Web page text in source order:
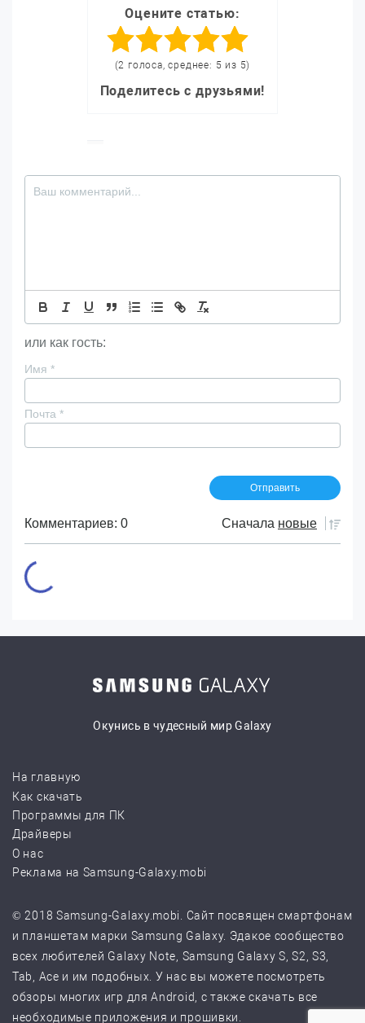
Оцените статью:
(2 голоса, среднее: 5 из 5)
Поделитесь с друзьями!
или как гость:
Имя *
Почта *
Комментариев: 0 Сначала новые
Окунись в чудесный мир Galaxy
На главную
Как скачать
Программы для ПК
Драйверы
О нас
Реклама на Samsung-Galaxy.mobi
© 2018 Samsung-Galaxy.mobi. Сайт посвящен смартфонам
и планшетам марки Samsung Galaxy. Эдакое сообщество
всех любителей Galaxy Note, Samsung Galaxy S, S2, S3,
Tab, Ace и им подобных. У нас вы можете посмотреть
обзоры многих игр для Android, с также скачать все
необходимые приложения и прошивки.